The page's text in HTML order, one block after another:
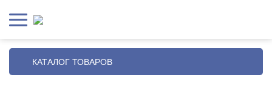
КАТАЛОГ ТОВАРОВ